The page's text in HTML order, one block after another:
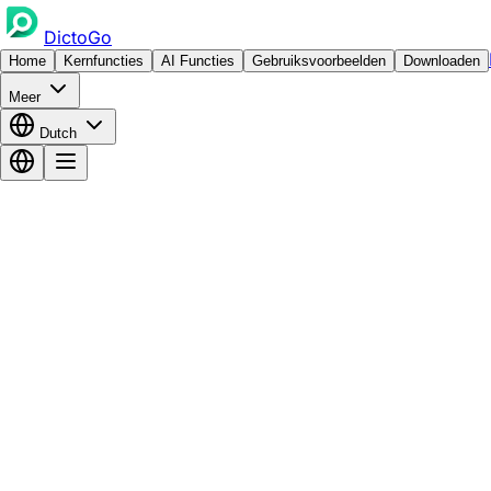
DictoGo
Home Kernfuncties AI Functies Gebruiksvoorbeelden Downloaden
Meer
Dutch